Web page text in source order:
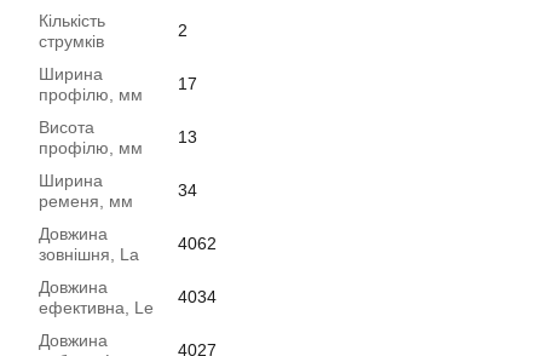
Кількість
струмків
2
Ширина
профілю, мм
17
Висота
профілю, мм
13
Ширина
ременя, мм
34
Довжина
зовнішня, La
4062
Довжина
ефективна, Le
4034
Довжина
4027